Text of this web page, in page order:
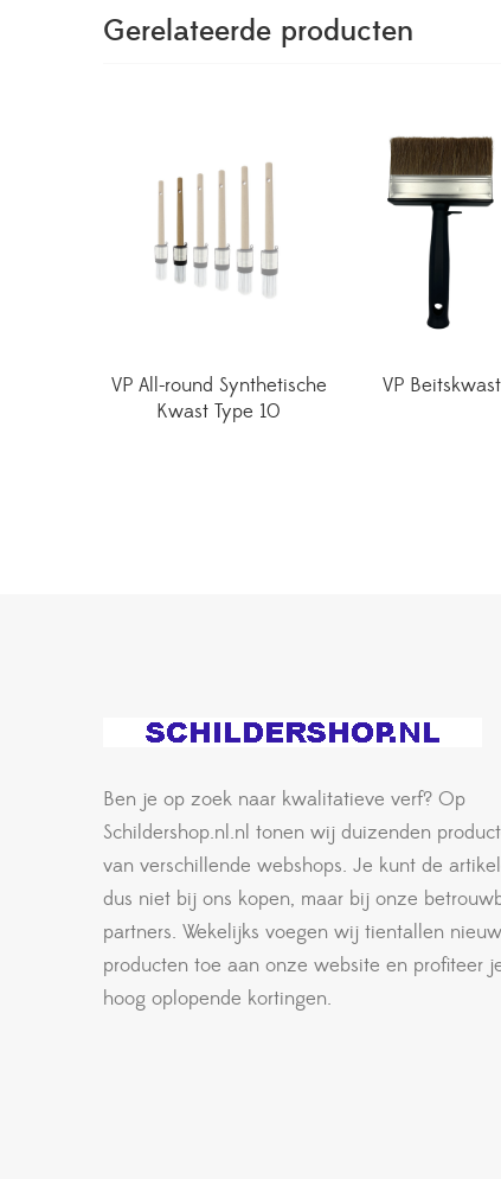
Gerelateerde producten
VP All-round Synthetische
Kwast Type 10
VP
Ben je op zoek naar kwalitatieve verf? Op
Schildershop.nl.nl tonen wij duizenden
van verschillende webshops. Je kunt de
dus niet bij ons kopen, maar bij onze
partners. Wekelijks voegen wij tientallen
producten toe aan onze website en profiteer
hoog oplopende kortingen.